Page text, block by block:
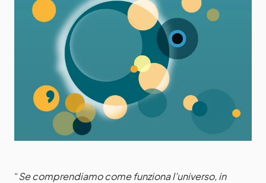
“Se comprendiamo come funziona l’universo, in